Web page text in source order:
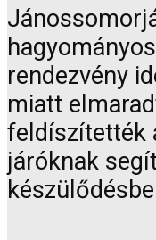
rendezvény
miatt
feldíszítették
járóknak